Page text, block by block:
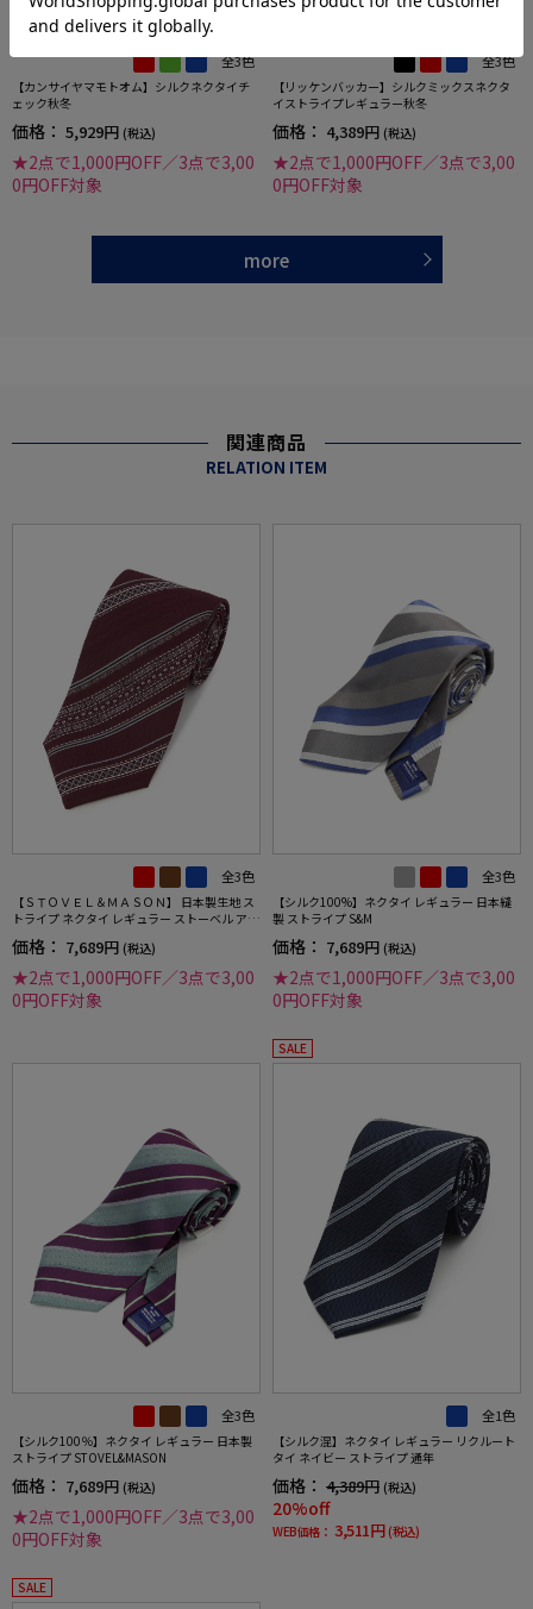
全3色
【カンサイヤマモトオム】シルクネクタイチ
ェック秋冬
価格： 5,929円 (税込)
★2点で1,000円OFF／3点で3,00
0円OFF対象
全3色
【リッケンバッカー】シルクミックスネクタ
イストライプレギュラー秋冬
価格： 4,389円 (税込)
★2点で1,000円OFF／3点で3,00
0円OFF対象
more
関連商品
RELATION ITEM
全3色
【ＳＴＯＶＥＬ＆ＭＡＳＯＮ】 日本製生地 ス
トライプ ネクタイ レギュラー ストーベル アン
ド メイソン 春夏
価格： 7,689円 (税込)
★2点で1,000円OFF／3点で3,00
0円OFF対象
全3色
【シルク100%】ネクタイ レギュラー 日本縫
製 ストライプ S&M
価格： 7,689円 (税込)
★2点で1,000円OFF／3点で3,00
0円OFF対象
全3色
【シルク100％】ネクタイ レギュラー 日本製
ストライプ STOVEL&MASON
価格： 7,689円 (税込)
★2点で1,000円OFF／3点で3,00
0円OFF対象
SALE
全1色
【シルク混】ネクタイ レギュラー リクルート
タイ ネイビー ストライプ 通年
価格： 4,389円 (税込)
20%off
WEB価格： 3,511円 (税込)
SALE